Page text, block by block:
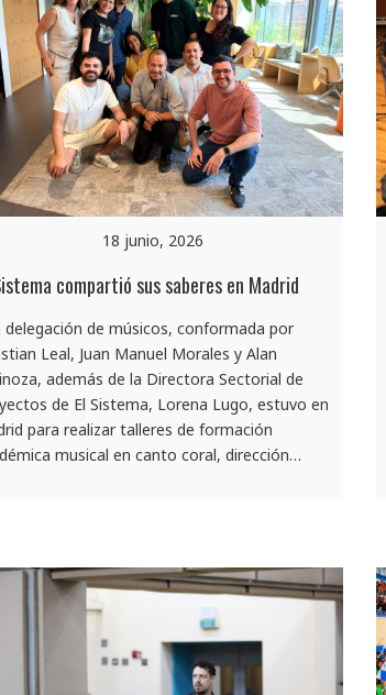
18 junio, 2026
compartió sus saberes en Madrid
delegación de músicos, conformada por
Leal, Juan Manuel Morales y Alan
además de la Directora Sectorial de
de El Sistema, Lorena Lugo, estuvo en
para realizar talleres de formación
musical en canto coral, dirección…